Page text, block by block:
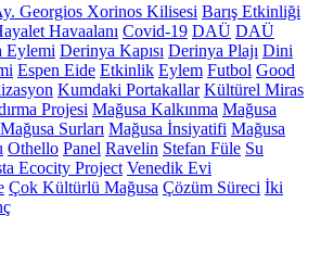
Georgios Xorinos Kilisesi Barış Etkinliği
Havaalanı Covid-19 DAÜ DAÜ
Eylemi Derinya Kapısı Derinya Plajı Dini
Espen Eide Etkinlik Eylem Futbol Good
Kumdaki Portakallar Kültürel Miras
Projesi Mağusa Kalkınma Mağusa
Mağusa Surları Mağusa İnsiyatifi Mağusa
Othello Panel Ravelin Stefan Füle Su
Ecocity Project Venedik Evi
Çok Kültürlü Mağusa Çözüm Süreci İki